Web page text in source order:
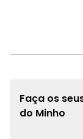
Faça os
do Minho